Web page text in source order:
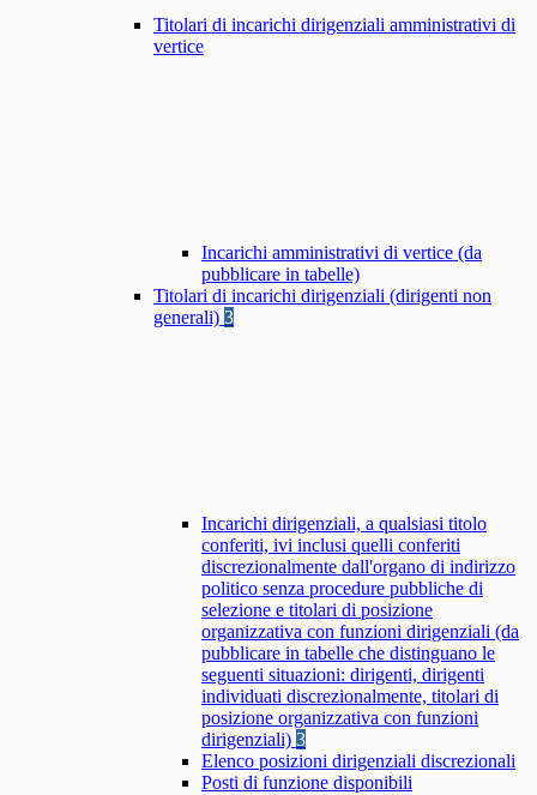
Titolari di incarichi dirigenziali amministrativi di
vertice
Incarichi amministrativi di vertice (da
pubblicare in tabelle)
Titolari di incarichi dirigenziali (dirigenti non
generali) 3
Incarichi dirigenziali, a qualsiasi titolo
conferiti, ivi inclusi quelli conferiti
discrezionalmente dall'organo di indirizzo
politico senza procedure pubbliche di
selezione e titolari di posizione
organizzativa con funzioni dirigenziali (da
pubblicare in tabelle che distinguano le
seguenti situazioni: dirigenti, dirigenti
individuati discrezionalmente, titolari di
posizione organizzativa con funzioni
dirigenziali) 3
Elenco posizioni dirigenziali discrezionali
Posti di funzione disponibili